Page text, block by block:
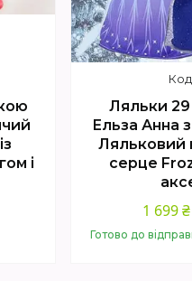
і
Ляльки
Ельза Анна
Ляльковий
серце
1 699 ₴
Готово до